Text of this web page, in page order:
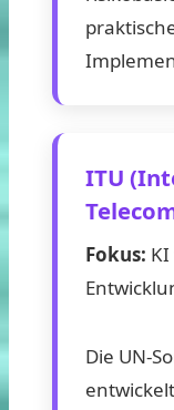
ITU
Fokus:
Die UN-